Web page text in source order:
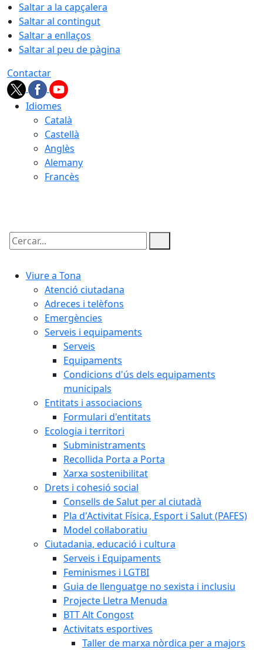
Saltar a la capçalera
Saltar al contingut
Saltar a enllaços
Saltar al peu de pàgina
Contactar
Idiomes
Català
Castellà
Anglès
Alemany
Francès
Cercar:
Viure a Tona
Atenció ciutadana
Adreces i telèfons
Emergències
Serveis i equipaments
Serveis
Equipaments
Condicions d'ús dels equipaments
municipals
Entitats i associacions
Formulari d'entitats
Ecologia i territori
Subministraments
Recollida Porta a Porta
Xarxa sostenibilitat
Drets i cohesió social
Consells de Salut per al ciutadà
Pla d'Activitat Física, Esport i Salut (PAFES)
Model col·laboratiu
Ciutadania, educació i cultura
Serveis i Equipaments
Feminismes i LGTBI
Guia de llenguatge no sexista i inclusiu
Projecte Lletra Menuda
BTT Alt Congost
Activitats esportives
Taller de marxa nòrdica per a majors